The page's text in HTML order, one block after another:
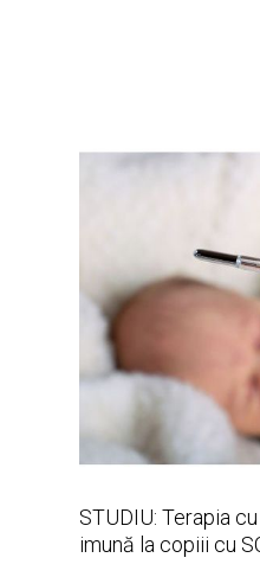
STUDIU: Terapia
imună la copiii cu